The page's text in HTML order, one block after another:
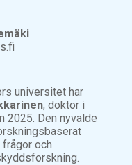
universitet har
, doktor i
2025. Den nyvalde
och